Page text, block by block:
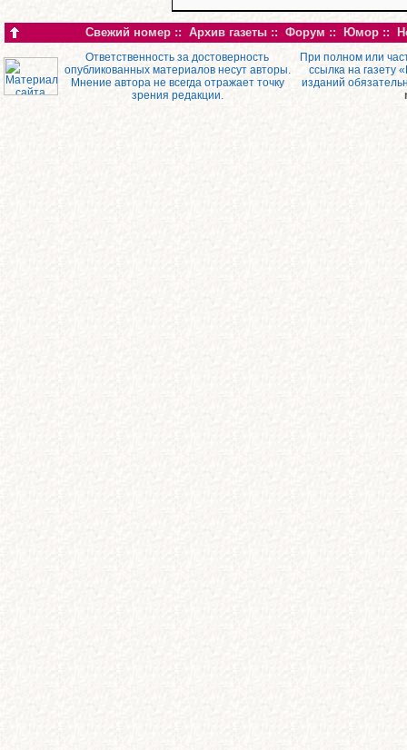
Свежий номер :: Архив газеты :: Форум :: Юмор ::
Ответственность за достоверность
опубликованных материалов несут авторы.
Мнение автора не всегда отражает точку
зрения редакции.
При полном или
ссылка на газету
изданий